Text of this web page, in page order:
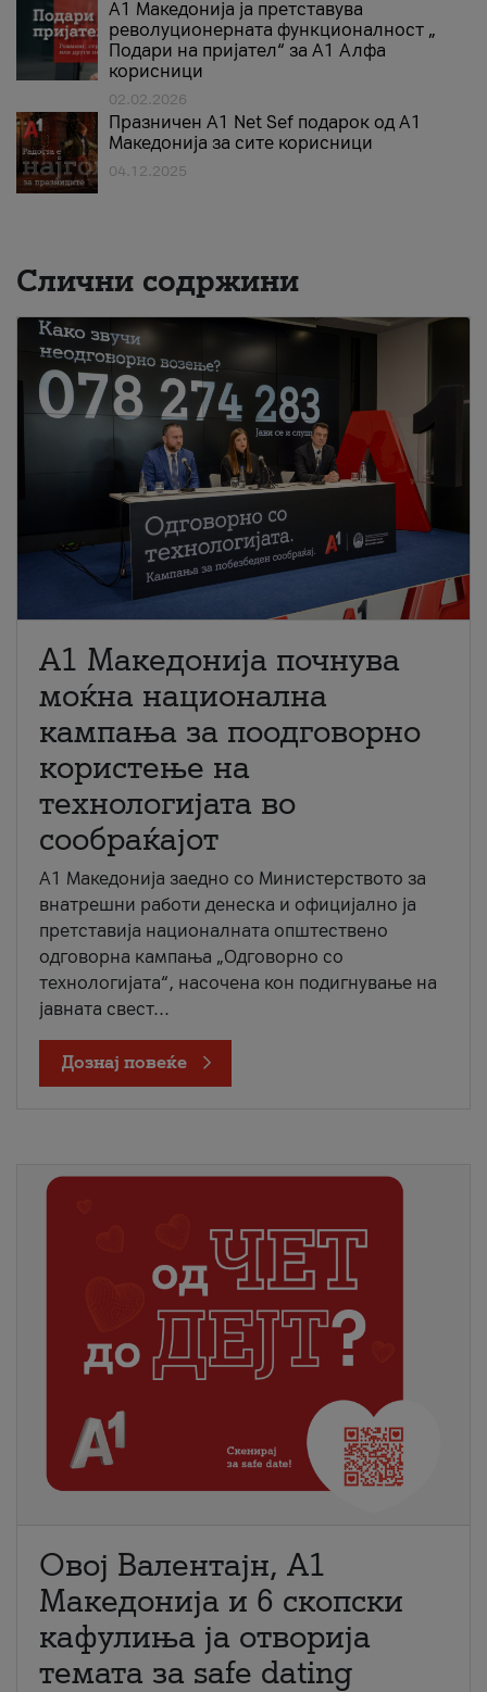
А1 Македонија ја претставува
револуционерната функционалност „
Подари на пријател“ за А1 Алфа
корисници
02.02.2026
Празничен A1 Net Sеf подарок од А1
Македонија за сите корисници
04.12.2025
Слични содржини
A1 Македонија почнува
моќна национална
кампања за поодговорно
користење на
технологијата во
сообраќајот
A1 Македонија заедно со Министерството за
внатрешни работи денеска и официјално ја
претставија националната општествено
одговорна кампања „Одговорно со
технологијата“, насочена кон подигнување на
јавната свест...
Дознај повеќе
Овој Валентајн, A1
Македонија и 6 скопски
кафулиња ја отворија
темата за safe dating